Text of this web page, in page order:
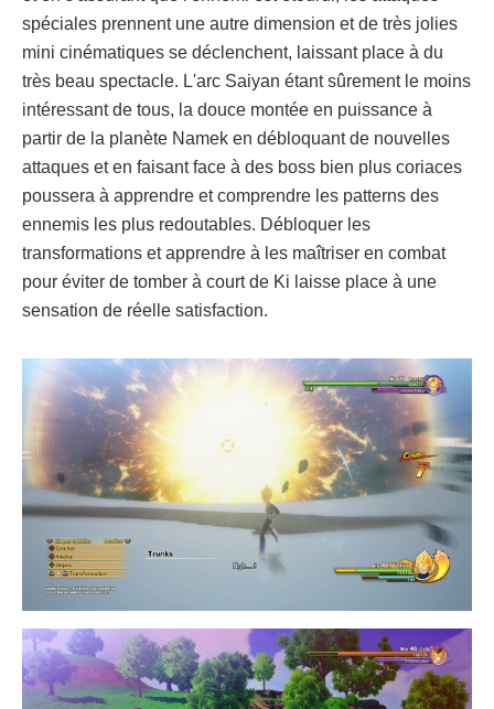
spéciales prennent une autre dimension et de très jolies
mini cinématiques se déclenchent, laissant place à du
très beau spectacle. L'arc Saiyan étant sûrement le moins
intéressant de tous, la douce montée en puissance à
partir de la planète Namek en débloquant de nouvelles
attaques et en faisant face à des boss bien plus coriaces
poussera à apprendre et comprendre les patterns des
ennemis les plus redoutables. Débloquer les
transformations et apprendre à les maîtriser en combat
pour éviter de tomber à court de Ki laisse place à une
sensation de réelle satisfaction.